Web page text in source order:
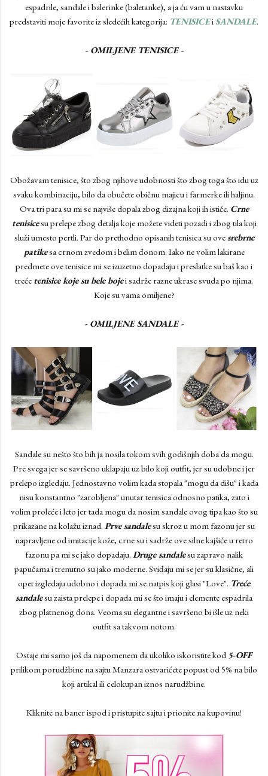
espadrile, sandale i balerinke (baletanke), a ja ću vam u nastavku
predstaviti moje favorite iz sledećih kategorija: TENISICEi SANDALE.
- OMILJENE TENISICE -
Obožavam tenisice, što zbog njihove udobnosti što zbog toga što idu uz
svaku kombinaciju, bilo da obučete običnu majicu i farmerke ili haljinu.
Ova tri para su mi se najviše dopala zbog dizajna koji ih ističe. Crne
tenisicesu prelepe zbog detalja koje možete videti pozadi i zbog tila koji
služi umesto pertli. Par do prethodno opisanih tenisica su ovesrebrne
patikesa crnom zvedom i belim đonom. Iako ne volim lakirane
predmete ove tenisice mi se izuzetno dopadaju i preslatke su baš kao i
treće tenisice koje su bele bojei sadrže razne ukrase svuda po njima.
Koje su vama omiljene?
- OMILJENE SANDALE -
Sandale su nešto što bih ja nosila tokom svih godišnjih doba da mogu.
Pre svega jer se savršeno uklapaju uz bilo koji outfit, jer su udobne i jer
prelepo izgledaju. Jednostavno volim kada stopala "mogu da dišu" i kada
nisu konstantno "zarobljena" unutar tenisica odnosno patika, zato i
volim proleće i leto jer tada mogu da nosim sandale ovog tipa kao što su
prikazane na kolažu iznad. Prve sandalesu skroz u mom fazonu jer su
napravljene od imitacije kože, crne su i sadrže ove silne kajšiće u retro
fazonu pa mi se jako dopadaju. Druge sandalesu zapravo nalik
papučama i trenutno su jako moderne. Sviđaju mi se jer su klasične, ali
opet izgledaju udobno i dopada mi se natpis koji glasi "Love". Treće
sandalesu zaista prelepe i dopada mi se što imaju i elemente espadrila
zbog platnenog đona. Veoma su elegantne i savršeno bi išle uz neki
outfit sa takvom notom.
Ostaje mi samo još da napomenem da ukoliko iskoristite kod 5-OFF
prilikom porudžbine na sajtu Manzara ostvarićete popust od 5% na bilo
koji artikal ili celokupan iznos narudžbine.
Kliknite na baner ispod i pristupite sajtu i prionite na kupovinu!